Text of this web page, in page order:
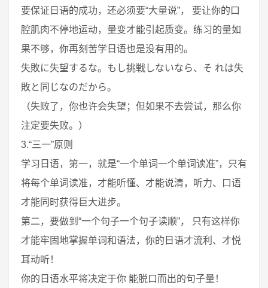
要保证日语的成功，还必须要“大量说”， 要让你的口
腔肌肉不停地运动，量变才能引起质变。练习的量如
果不够，你再刻苦学日语也是没有用的。
失敗に失望するな。もし挑戦しないなら、そ れは失
敗と同じなのだから。
（失败了，你也许会失望；但如果不去尝试，那么你
注定要失败。）
3.“三一”原则
学习日语，第一，就是“一个单词一个单词读准”，只有
将每个单词读准，才能听懂、才能说清，听力、口语
才能同时获得巨大进步。
第二，要做到“一个句子一个句子读顺”， 只有这样你
才能牢固地掌握单词和语法，你的日语才流利、才悦
耳动听！
你的日语水平将决定于你 能脱口而出的句子量！